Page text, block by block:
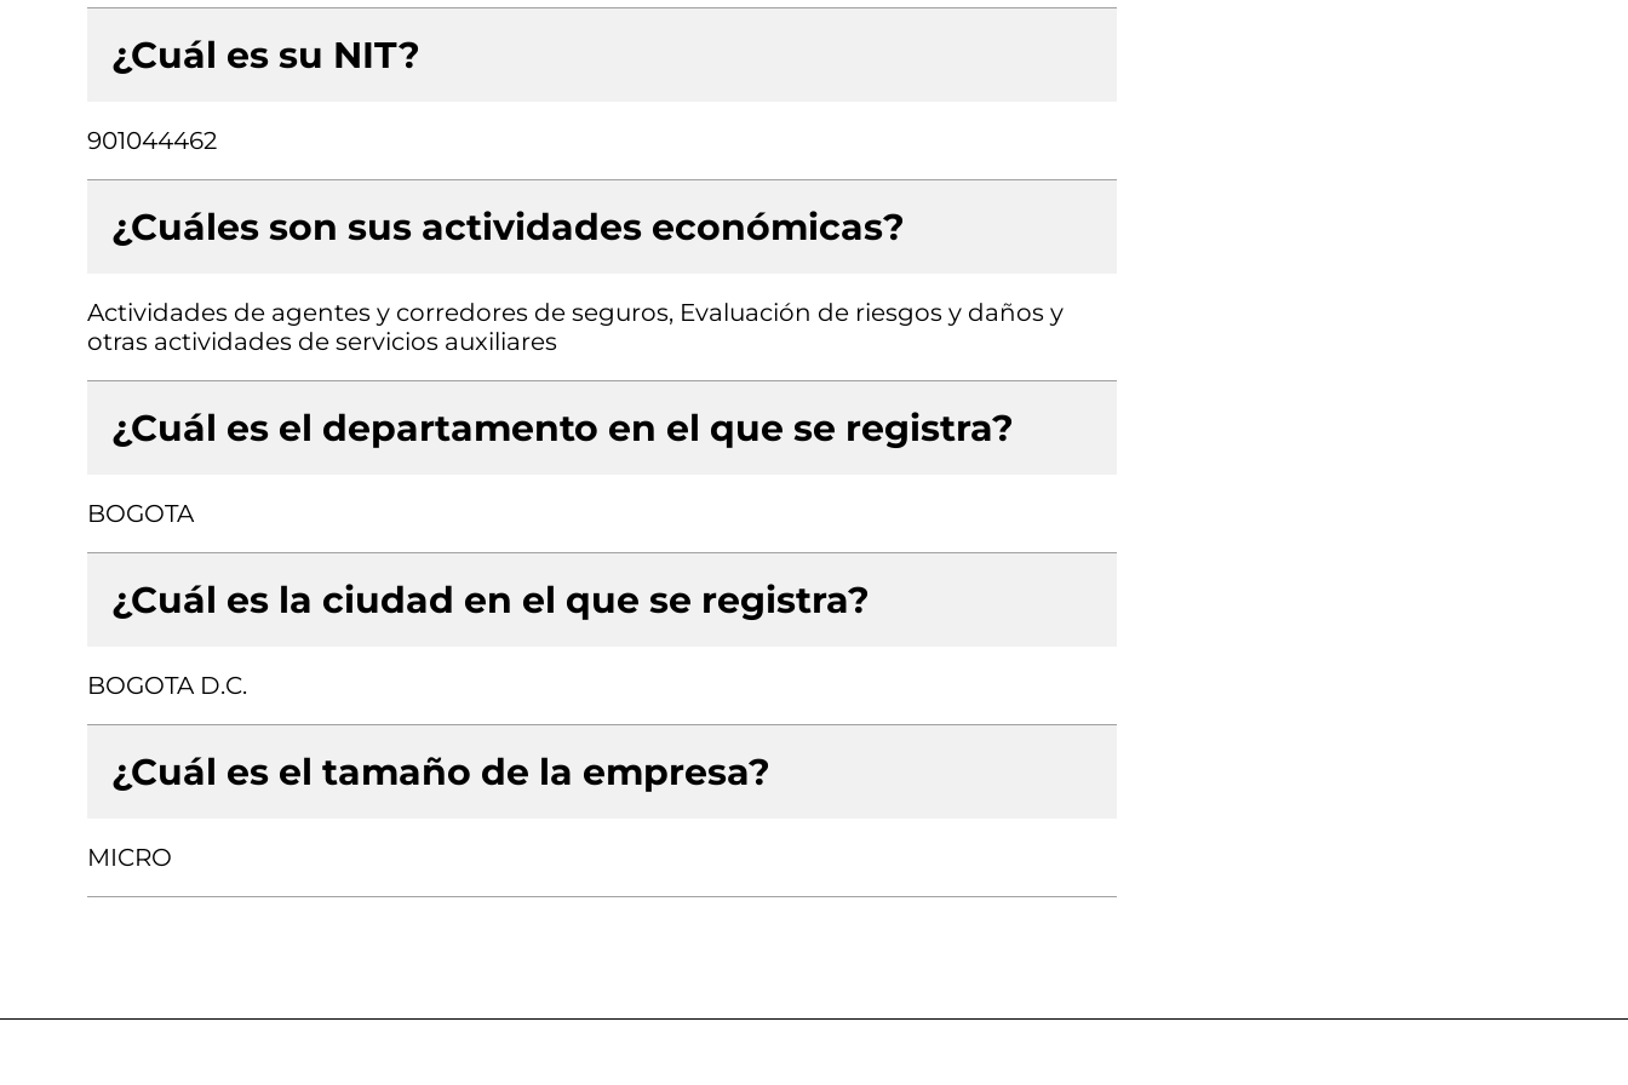
¿Cuál es su NIT?
901044462
¿Cuáles son sus actividades económicas?
Actividades de agentes y corredores de seguros, Evaluación de riesgos y daños y
otras actividades de servicios auxiliares
¿Cuál es el departamento en el que se registra?
BOGOTA
¿Cuál es la ciudad en el que se registra?
BOGOTA D.C.
¿Cuál es el tamaño de la empresa?
MICRO